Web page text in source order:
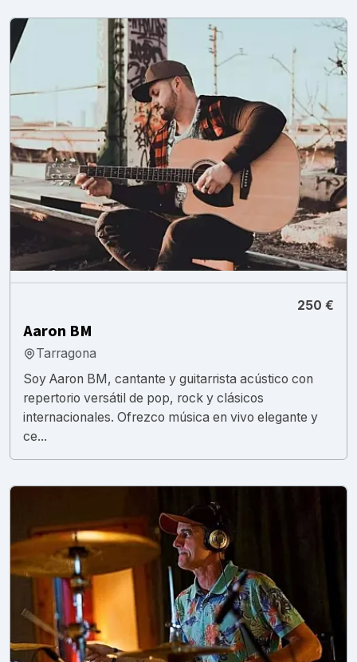
250 €
Aaron BM
Tarragona
Soy Aaron BM, cantante y guitarrista acústico con
repertorio versátil de pop, rock y clásicos
internacionales. Ofrezco música en vivo elegante y
ce...